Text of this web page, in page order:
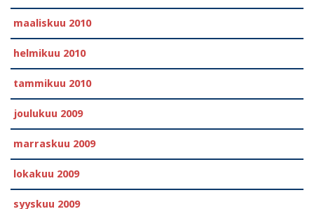
maaliskuu 2010
helmikuu 2010
tammikuu 2010
joulukuu 2009
marraskuu 2009
lokakuu 2009
syyskuu 2009